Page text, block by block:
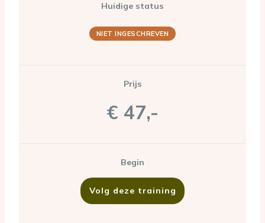
Huidige status
NIET INGESCHREVEN
Prijs
€ 47,-
Begin
Volg deze training